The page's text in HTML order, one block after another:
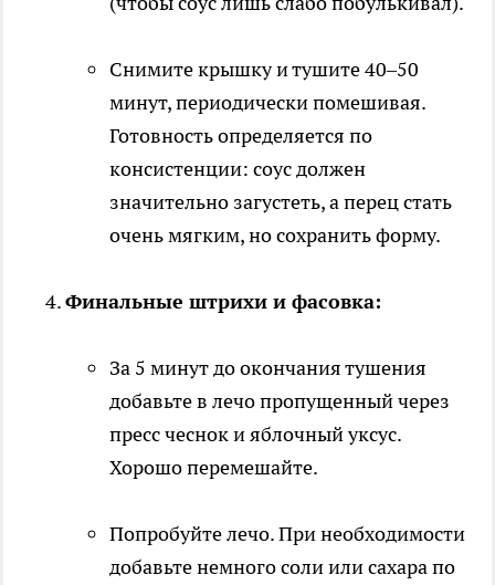
Снимите крышку и тушите 40–50
минут, периодически помешивая.
Готовность определяется по
консистенции: соус должен
значительно загустеть, а перец стать
очень мягким, но сохранить форму.
Финальные штрихи и фасовка:
За 5 минут до окончания тушения
добавьте в лечо пропущенный через
пресс чеснок и яблочный уксус.
Хорошо перемешайте.
Попробуйте лечо. При необходимости
добавьте немного соли или сахара по